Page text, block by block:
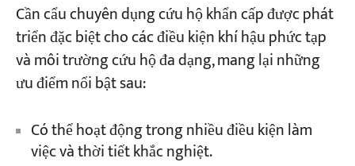
Cần cẩu chuyên dụng cứu hộ khẩn cấp được phát
triển đặc biệt cho các điều kiện khí hậu phức tạp
và môi trường cứu hộ đa dạng, mang lại những
ưu điểm nổi bật sau:
Có thể hoạt động trong nhiều điều kiện làm
việc và thời tiết khắc nghiệt.